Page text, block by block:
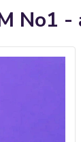
No1